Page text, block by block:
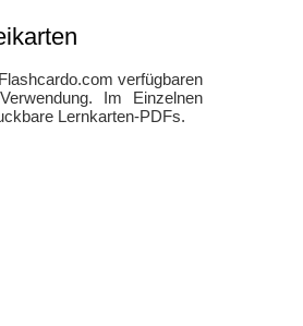
verfügbaren
Im Einzelnen
Lernkarten-PDFs.